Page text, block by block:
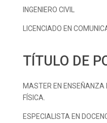
INGENIERO CIVIL
LICENCIADO EN
TÍTULO DE
MASTER EN
FÍSICA.
ESPECIALISTA EN